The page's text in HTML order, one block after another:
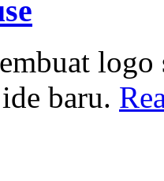
logo
baru.